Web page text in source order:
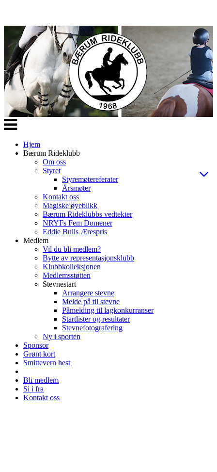
Veksle
navigasjon
Hjem
Bærum Rideklubb
Om oss
Styret
Styremøtereferater
Årsmøter
Kontakt oss
Magiske øyeblikk
Bærum Rideklubbs vedtekter
NRYFs Fem Domener
Eddie Bulls Ærespris
Medlem
Vil du bli medlem?
Bytte av representasjonsklubb
Klubbkolleksjonen
Medlemsstøtten
Stevnestart
Arrangere stevne
Melde på til stevne
Påmelding til lagkonkurranser
Startlister og resultater
Stevnefotografering
Ny i sporten
Sponsor
Grønt kort
Smittevern hest
Bli medlem
Si i fra
Kontakt oss